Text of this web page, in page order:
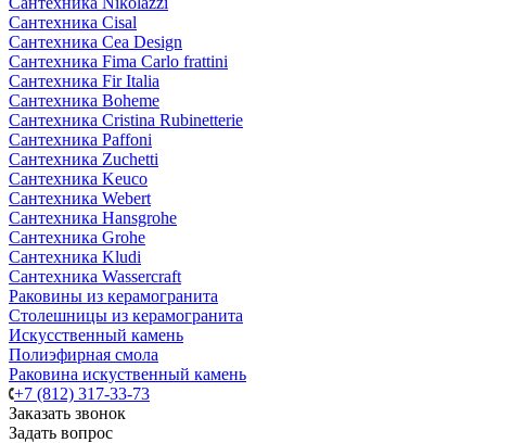
Сантехника Cisal
Сантехника Cea Design
Сантехника Fima Carlo frattini
Сантехника Fir Italia
Сантехника Boheme
Сантехника Cristina Rubinetterie
Сантехника Paffoni
Сантехника Zuchetti
Сантехника Keuco
Сантехника Webert
Сантехника Hansgrohe
Сантехника Grohe
Сантехника Kludi
Сантехника Wassercraft
Раковины из керамогранита
Столешницы из керамогранита
Искусственный камень
Полиэфирная смола
Раковина искуственный камень
+7 (812) 317-33-73
Заказать звонок
Задать вопрос